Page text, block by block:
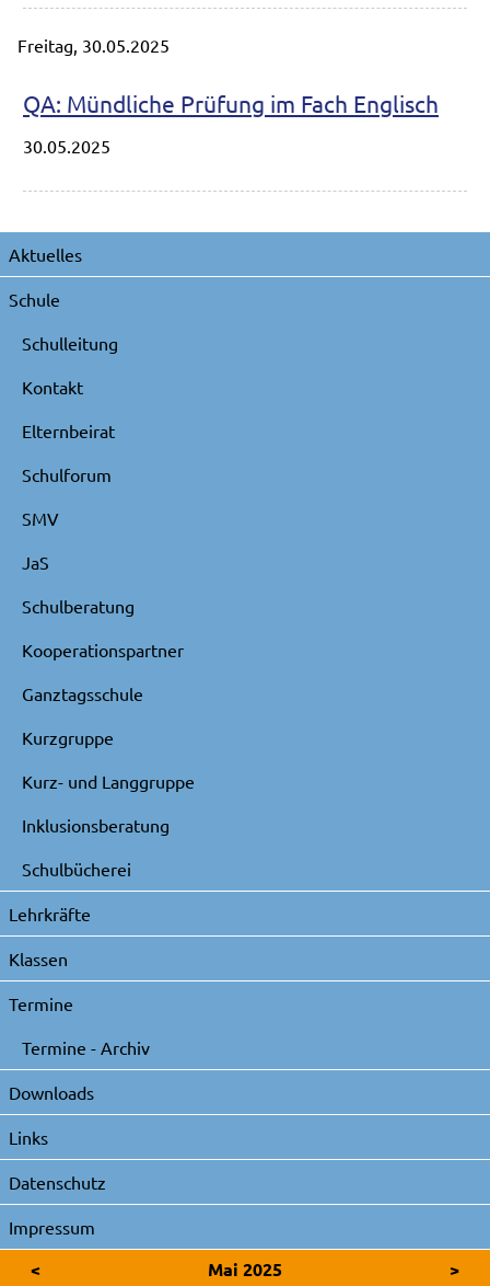
Freitag, 30.05.2025
QA: Mündliche Prüfung im Fach Englisch
30.05.2025
Navigation
Aktuelles
Schule
Schulleitung
Kontakt
Elternbeirat
Schulforum
SMV
JaS
Schulberatung
Kooperationspartner
Ganztagsschule
Kurzgruppe
Kurz- und Langgruppe
Inklusionsberatung
Schulbücherei
Lehrkräfte
Klassen
Termine
Termine - Archiv
Downloads
Links
Datenschutz
Impressum
< Mai 2025
>